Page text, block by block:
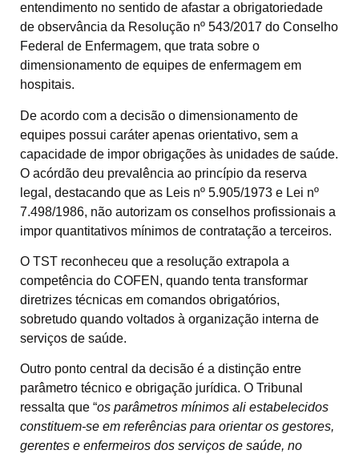
entendimento no sentido de afastar a obrigatoriedade
de observância da Resolução nº 543/2017 do Conselho
Federal de Enfermagem, que trata sobre o
dimensionamento de equipes de enfermagem em
hospitais.
De acordo com a decisão o dimensionamento de
equipes possui caráter apenas orientativo, sem a
capacidade de impor obrigações às unidades de saúde.
O acórdão deu prevalência ao princípio da reserva
legal, destacando que as Leis nº 5.905/1973 e Lei nº
7.498/1986, não autorizam os conselhos profissionais a
impor quantitativos mínimos de contratação a terceiros.
O TST reconheceu que a resolução extrapola a
competência do COFEN, quando tenta transformar
diretrizes técnicas em comandos obrigatórios,
sobretudo quando voltados à organização interna de
serviços de saúde.
Outro ponto central da decisão é a distinção entre
parâmetro técnico e obrigação jurídica. O Tribunal
ressalta que “os parâmetros mínimos ali estabelecidos
constituem-se em referências para orientar os gestores,
gerentes e enfermeiros dos serviços de saúde, no